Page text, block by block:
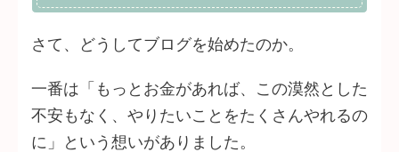
さて、どうしてブログを始めたのか。
一番は「もっとお金があれば、この漠然とした
不安もなく、やりたいことをたくさんやれるの
に」という想いがありました。